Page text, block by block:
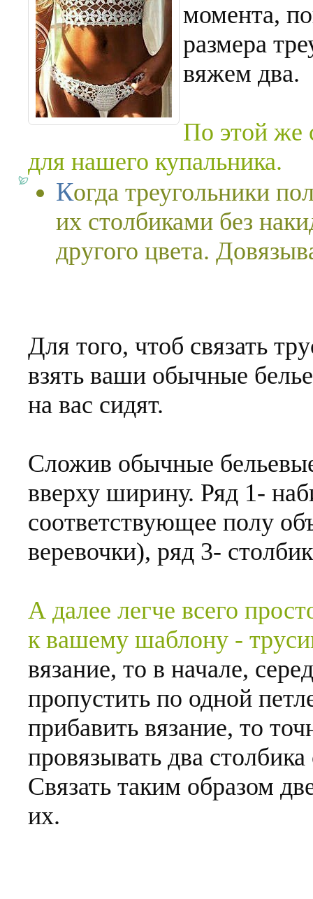
момента,
размера
вяжем два.
По этой же
для нашего купальника.
Когда треугольники полностью готовы можно обвязать
их столбиками без
другого цвета.
Для того, чтоб связать
взять ваши обычные
на вас сидят.
Сложив обычные
вверху ширину. Ряд 1-
соответствующее полу
веревочки), ряд 3-
А далее легче всего
к вашему шаблону -
вязание, то в начале,
пропустить по одной
прибавить вязание, то
провязывать два
Связать таким образом
их.